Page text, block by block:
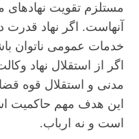
مستلزم تقویت نهادهای
آنهاست. اگر نهاد
خدمات عمومی ناتوان
اگر از استقلال نهاد
مدنی و استقلال قوه
این هدف مهم حاکمیت
است و نه ارباب.